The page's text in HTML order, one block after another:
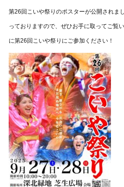
第26回こいや祭りのポスターが公開されま
っておりますので、ぜひお手に取ってご覧
に第26回こいや祭りにご参加ください！